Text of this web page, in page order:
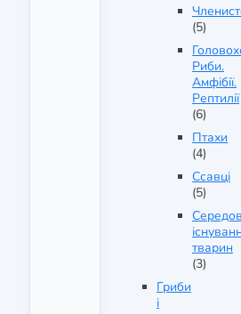
(5)
Риби.
Амфібії.
Рептилії
(6)
Птахи
(4)
Ссавці
(5)
тварин
(3)
Гриби
і